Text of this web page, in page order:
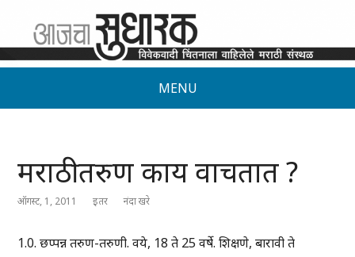
MENU
मराठी तरुण काय वाचतात ?
ऑगस्ट, 1, 2011 इतर नंदा खरे
1.0. छप्पन्न तरुण-तरुणी. वये, 18 ते 25 वर्षे. शिक्षणे, बारावी ते